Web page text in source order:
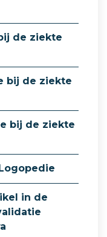
de ziekte
bij de ziekte
bij de ziekte
in de